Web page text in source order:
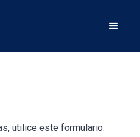
utilice este formulario: